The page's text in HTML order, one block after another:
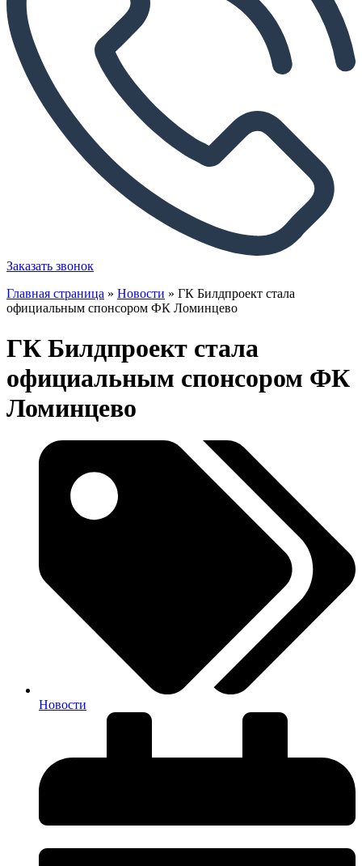
Заказать звонок
Главная страница » Новости » ГК Билдпроект стала
официальным спонсором ФК Ломинцево
ГК Билдпроект стала
официальным спонсором ФК
Ломинцево
Новости